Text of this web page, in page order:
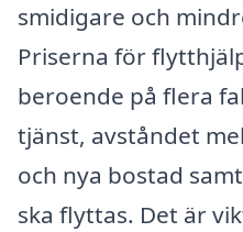
smidigare och
Priserna för
beroende på flera
tjänst, avståndet
och nya bostad
ska flyttas. Det är